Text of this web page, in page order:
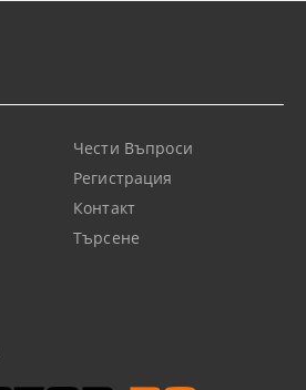
Чести Въпроси
Регистрация
Контакт
Търсене